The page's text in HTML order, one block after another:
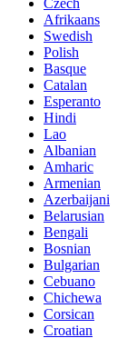
Czech
Afrikaans
Swedish
Polish
Basque
Catalan
Esperanto
Hindi
Lao
Albanian
Amharic
Armenian
Azerbaijani
Belarusian
Bengali
Bosnian
Bulgarian
Cebuano
Chichewa
Corsican
Croatian